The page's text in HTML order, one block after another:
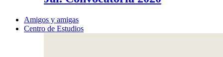
Amigos y amigas
Centro de Estudios